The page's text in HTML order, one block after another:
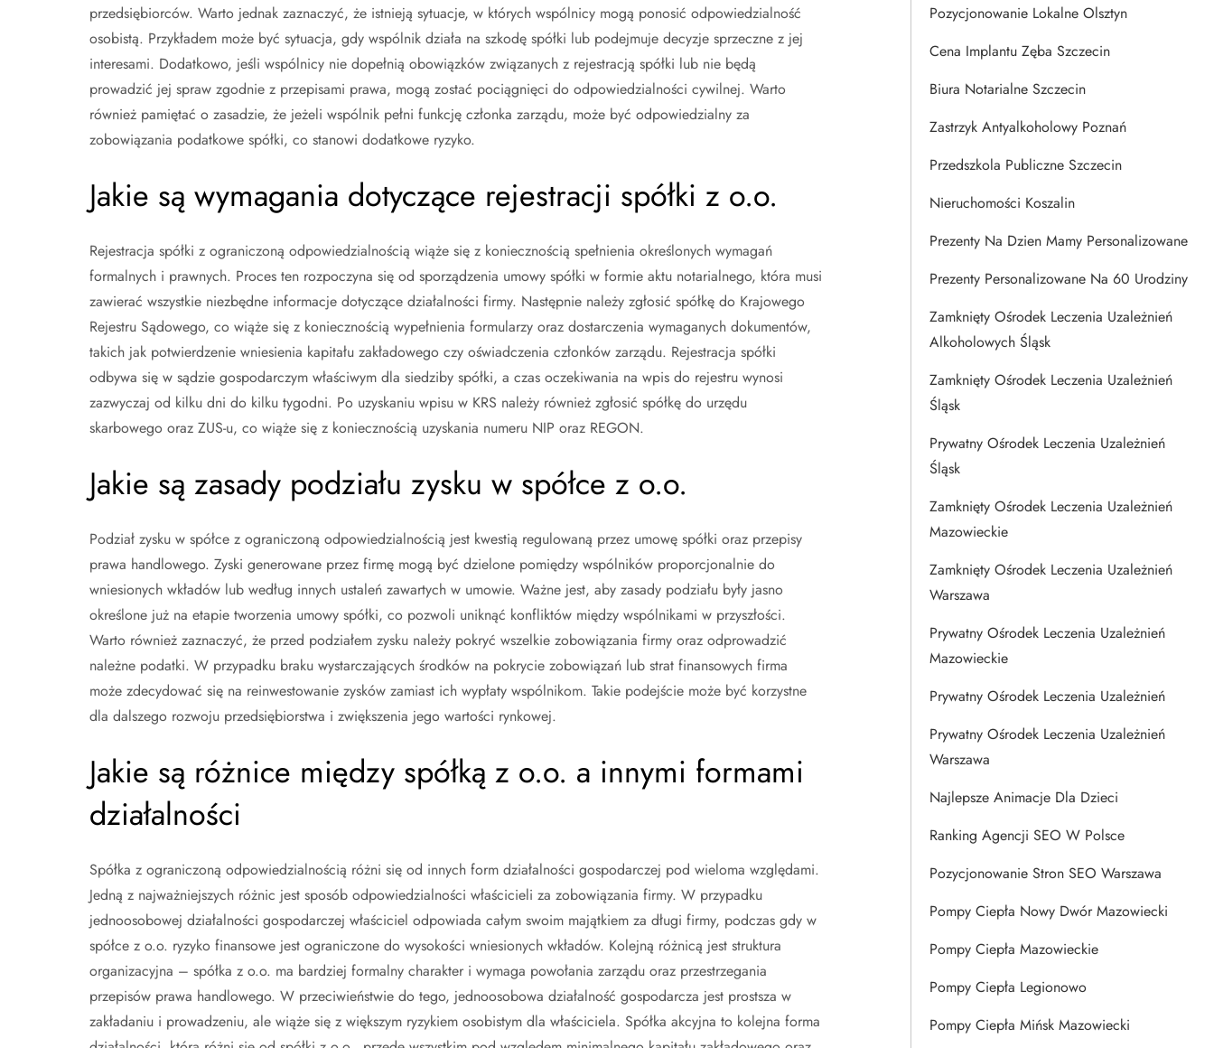
przedsiębiorców. Warto jednak zaznaczyć, że istnieją sytuacje, w których wspólnicy mogą ponosić odpowiedzialność
osobistą. Przykładem może być sytuacja, gdy wspólnik działa na szkodę spółki lub podejmuje decyzje sprzeczne z jej
interesami. Dodatkowo, jeśli wspólnicy nie dopełnią obowiązków związanych z rejestracją spółki lub nie będą
prowadzić jej spraw zgodnie z przepisami prawa, mogą zostać pociągnięci do odpowiedzialności cywilnej. Warto
również pamiętać o zasadzie, że jeżeli wspólnik pełni funkcję członka zarządu, może być odpowiedzialny za
zobowiązania podatkowe spółki, co stanowi dodatkowe ryzyko.
Jakie są wymagania dotyczące rejestracji spółki z o.o.
Rejestracja spółki z ograniczoną odpowiedzialnością wiąże się z koniecznością spełnienia określonych wymagań
formalnych i prawnych. Proces ten rozpoczyna się od sporządzenia umowy spółki w formie aktu notarialnego, która musi
zawierać wszystkie niezbędne informacje dotyczące działalności firmy. Następnie należy zgłosić spółkę do Krajowego
Rejestru Sądowego, co wiąże się z koniecznością wypełnienia formularzy oraz dostarczenia wymaganych dokumentów,
takich jak potwierdzenie wniesienia kapitału zakładowego czy oświadczenia członków zarządu. Rejestracja spółki
odbywa się w sądzie gospodarczym właściwym dla siedziby spółki, a czas oczekiwania na wpis do rejestru wynosi
zazwyczaj od kilku dni do kilku tygodni. Po uzyskaniu wpisu w KRS należy również zgłosić spółkę do urzędu
skarbowego oraz ZUS-u, co wiąże się z koniecznością uzyskania numeru NIP oraz REGON.
Jakie są zasady podziału zysku w spółce z o.o.
Podział zysku w spółce z ograniczoną odpowiedzialnością jest kwestią regulowaną przez umowę spółki oraz przepisy
prawa handlowego. Zyski generowane przez firmę mogą być dzielone pomiędzy wspólników proporcjonalnie do
wniesionych wkładów lub według innych ustaleń zawartych w umowie. Ważne jest, aby zasady podziału były jasno
określone już na etapie tworzenia umowy spółki, co pozwoli uniknąć konfliktów między wspólnikami w przyszłości.
Warto również zaznaczyć, że przed podziałem zysku należy pokryć wszelkie zobowiązania firmy oraz odprowadzić
należne podatki. W przypadku braku wystarczających środków na pokrycie zobowiązań lub strat finansowych firma
może zdecydować się na reinwestowanie zysków zamiast ich wypłaty wspólnikom. Takie podejście może być korzystne
dla dalszego rozwoju przedsiębiorstwa i zwiększenia jego wartości rynkowej.
Jakie są różnice między spółką z o.o. a innymi formami
działalności
Spółka z ograniczoną odpowiedzialnością różni się od innych form działalności gospodarczej pod wieloma względami.
Jedną z najważniejszych różnic jest sposób odpowiedzialności właścicieli za zobowiązania firmy. W przypadku
jednoosobowej działalności gospodarczej właściciel odpowiada całym swoim majątkiem za długi firmy, podczas gdy w
spółce z o.o. ryzyko finansowe jest ograniczone do wysokości wniesionych wkładów. Kolejną różnicą jest struktura
organizacyjna – spółka z o.o. ma bardziej formalny charakter i wymaga powołania zarządu oraz przestrzegania
przepisów prawa handlowego. W przeciwieństwie do tego, jednoosobowa działalność gospodarcza jest prostsza w
zakładaniu i prowadzeniu, ale wiąże się z większym ryzykiem osobistym dla właściciela. Spółka akcyjna to kolejna forma
Pozycjonowanie Lokalne Olsztyn
Cena Implantu Zęba Szczecin
Biura Notarialne Szczecin
Zastrzyk Antyalkoholowy Poznań
Przedszkola Publiczne Szczecin
Nieruchomości Koszalin
Prezenty Na Dzien Mamy Personalizowane
Prezenty Personalizowane Na 60 Urodziny
Zamknięty Ośrodek Leczenia Uzależnień
Alkoholowych Śląsk
Zamknięty Ośrodek Leczenia Uzależnień
Śląsk
Prywatny Ośrodek Leczenia Uzależnień
Śląsk
Zamknięty Ośrodek Leczenia Uzależnień
Mazowieckie
Zamknięty Ośrodek Leczenia Uzależnień
Warszawa
Prywatny Ośrodek Leczenia Uzależnień
Mazowieckie
Prywatny Ośrodek Leczenia Uzależnień
Prywatny Ośrodek Leczenia Uzależnień
Warszawa
Najlepsze Animacje Dla Dzieci
Ranking Agencji SEO W Polsce
Pozycjonowanie Stron SEO Warszawa
Pompy Ciepła Nowy Dwór Mazowiecki
Pompy Ciepła Mazowieckie
Pompy Ciepła Legionowo
Pompy Ciepła Mińsk Mazowiecki